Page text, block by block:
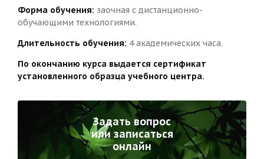
Форма обучения: заочная с дистанционно-
обучающими технологиями.
Длительность обучения: 4 академических часа.
По окончанию курса выдается сертификат
установленного образца учебного центра.
Задать вопрос
или записаться
онлайн